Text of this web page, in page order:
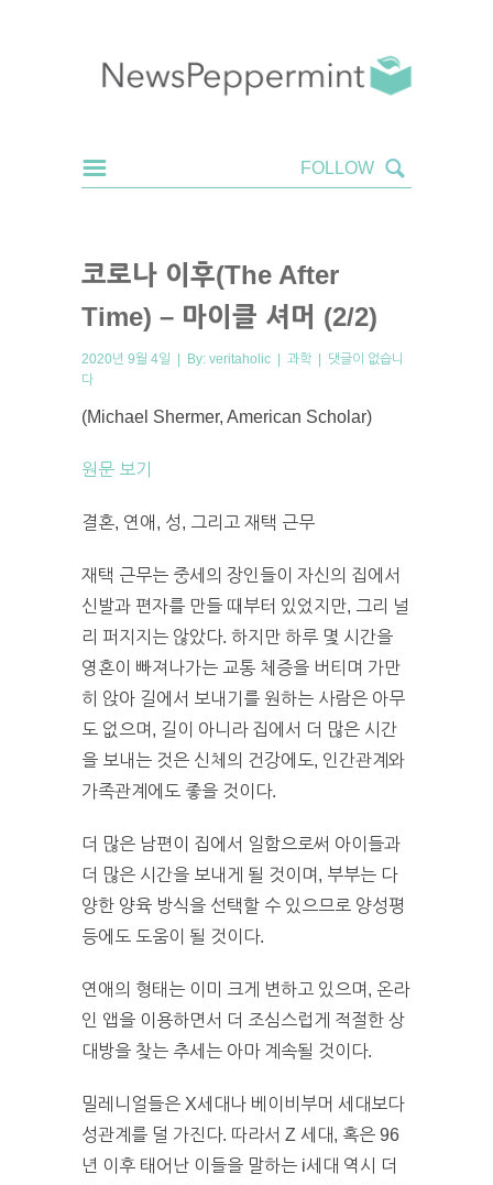
코로나 이후(The After
Time) – 마이클 셔머 (2/2)
2020년 9월 4일 | By: veritaholic | 과학 | 댓글이 없습니
다
(Michael Shermer, American Scholar)
원문 보기
결혼, 연애, 성, 그리고 재택 근무
재택 근무는 중세의 장인들이 자신의 집에서
신발과 편자를 만들 때부터 있었지만, 그리 널
리 퍼지지는 않았다. 하지만 하루 몇 시간을
영혼이 빠져나가는 교통 체증을 버티며 가만
히 앉아 길에서 보내기를 원하는 사람은 아무
도 없으며, 길이 아니라 집에서 더 많은 시간
을 보내는 것은 신체의 건강에도, 인간관계와
가족관계에도 좋을 것이다.
더 많은 남편이 집에서 일함으로써 아이들과
더 많은 시간을 보내게 될 것이며, 부부는 다
양한 양육 방식을 선택할 수 있으므로 양성평
등에도 도움이 될 것이다.
연애의 형태는 이미 크게 변하고 있으며, 온라
인 앱을 이용하면서 더 조심스럽게 적절한 상
대방을 찾는 추세는 아마 계속될 것이다.
밀레니얼들은 X세대나 베이비부머 세대보다
성관계를 덜 가진다. 따라서 Z 세대, 혹은 96
년 이후 태어난 이들을 말하는 i세대 역시 더